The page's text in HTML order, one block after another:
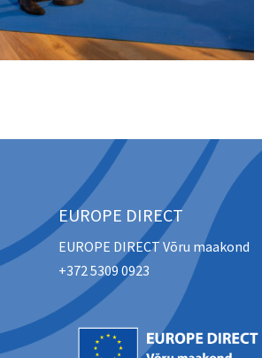
EUROPE DIRECT
EUROPE DIRECT Võru maakond
+372 5309 0923